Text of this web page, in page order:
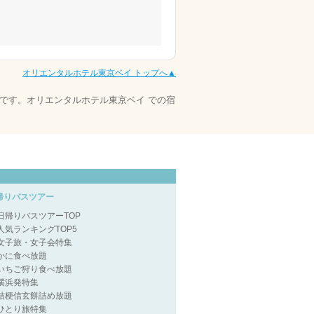
オリエンタルホテル東京ベイ トップへ▲
す。オリエンタルホテル東京ベイ での宿
りバスツアー
帰りバスツアーTOP
気ランキングTOP5
子旅・女子会特集
に食べ放題
ちご狩り食べ放題
浜発特集
梗信玄餅詰め放題
とり旅特集